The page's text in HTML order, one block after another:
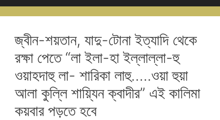
জ্বীন-শয়তান, যাদু-টোনা ইত্যাদি থেকে
রক্ষা পেতে “লা ইলা-হা ইল্লাল্লা-হু
ওয়াহদাহু লা- শারিকা লাহু…..ওয়া হুয়া
আলা কুল্লি শায়্যিন ক্বাদীর” এই কালিমা
কয়বার পড়তে হবে